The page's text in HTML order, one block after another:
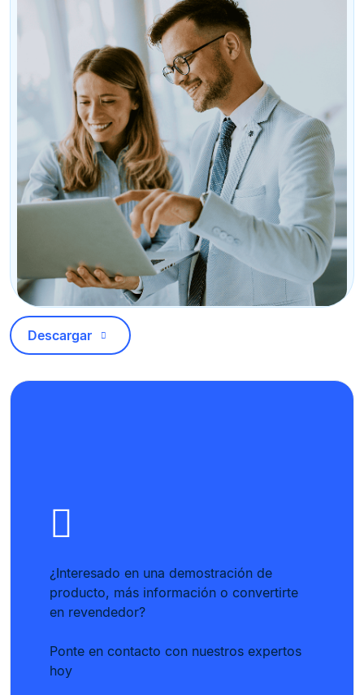
Descargar
¿Interesado en una demostración de
producto, más información o convertirte
en revendedor?
Ponte en contacto con nuestros expertos
hoy